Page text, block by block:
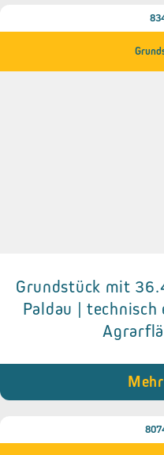
Details zum Objekt
● Wasserversorgung über
● Niederspannungsleitung am
● Bebauungsdichte 0,2 bis 0,4
Grundstück mit
Paldau | technisch